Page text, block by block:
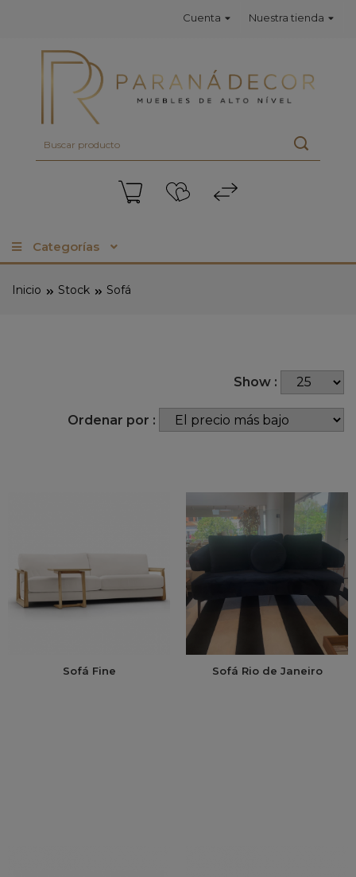
Cuenta Nuestra tienda
Categorías
Inicio Stock Sofá
Show :
Ordenar por :
Sofá Fine Sofá Rio de Janeiro